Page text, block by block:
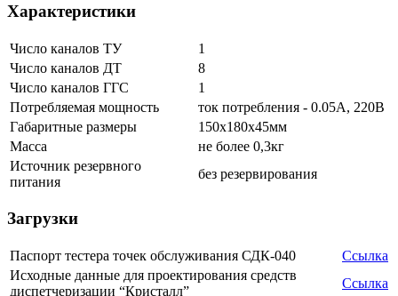
Характеристики
Число каналов ТУ
1
Число каналов ДТ
8
Число каналов ГГС
1
Потребляемая мощность
ток потребления - 0.05А, 220В
Габаритные размеры
150х180х45мм
Масса
не более 0,3кг
Источник резервного
питания
без резервирования
Загрузки
Паспорт тестера точек обслуживания СДК-040
Ссылка
Исходные данные для проектирования средств
диспетчеризации “Кристалл”
Ссылка